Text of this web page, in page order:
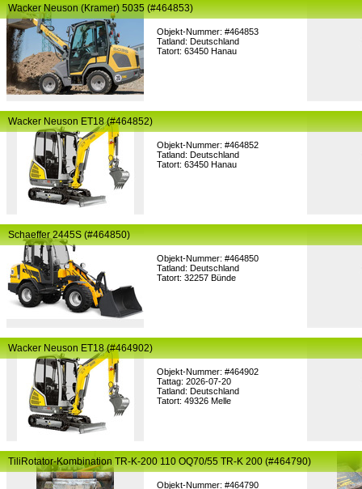
Objekt-Nummer: #464853
Tatland: Deutschland
Tatort: 63450 Hanau
Wacker Neuson (Kramer) 5035 (#464853)
Objekt-Nummer: #464852
Tatland: Deutschland
Tatort: 63450 Hanau
Wacker Neuson ET18 (#464852)
Objekt-Nummer: #464850
Tatland: Deutschland
Tatort: 32257 Bünde
Schaeffer 2445S (#464850)
Objekt-Nummer: #464902
Tattag: 2026-07-20
Tatland: Deutschland
Tatort: 49326 Melle
Wacker Neuson ET18 (#464902)
Objekt-Nummer: #464790
TiliRotator-Kombination TR-K-200 110 OQ70/55 TR-K 200 (#464790)